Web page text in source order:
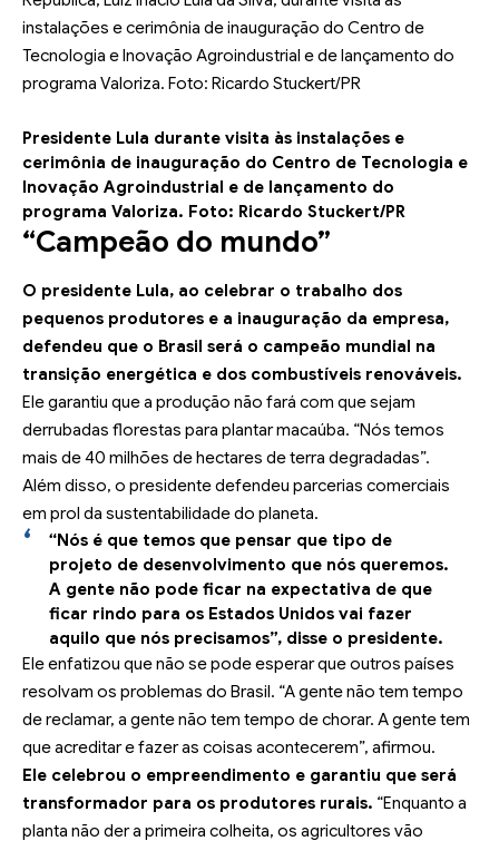
Presidente Lula durante visita às instalações e
cerimônia de inauguração do Centro de Tecnologia e
Inovação Agroindustrial e de lançamento do
programa Valoriza. Foto: Ricardo Stuckert/PR
“Campeão do mundo”
O presidente Lula, ao celebrar o trabalho dos
pequenos produtores e a inauguração da empresa,
defendeu que o Brasil será o campeão mundial na
transição energética e dos combustíveis renováveis.
Ele garantiu que a produção não fará com que sejam
derrubadas florestas para plantar macaúba. “Nós temos
mais de 40 milhões de hectares de terra degradadas”.
Além disso, o presidente defendeu parcerias comerciais
em prol da sustentabilidade do planeta.
“Nós é que temos que pensar que tipo de
projeto de desenvolvimento que nós queremos.
A gente não pode ficar na expectativa de que
ficar rindo para os Estados Unidos vai fazer
aquilo que nós precisamos”, disse o presidente.
Ele enfatizou que não se pode esperar que outros países
resolvam os problemas do Brasil. “A gente não tem tempo
de reclamar, a gente não tem tempo de chorar. A gente tem
que acreditar e fazer as coisas acontecerem”, afirmou.
Ele celebrou o empreendimento e garantiu que será
transformador para os produtores rurais. “Enquanto a
planta não der a primeira colheita, os agricultores vão